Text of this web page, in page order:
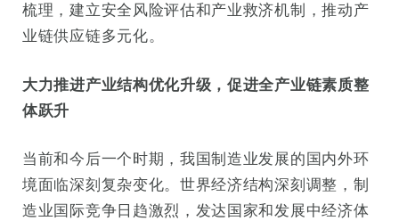
梳理，建立安全风险评估和产业救济机制，推动产
业链供应链多元化。
大力推进产业结构优化升级，促进全产业链素质整
体跃升
当前和今后一个时期，我国制造业发展的国内外环
境面临深刻复杂变化。世界经济结构深刻调整，制
造业国际竞争日趋激烈，发达国家和发展中经济体